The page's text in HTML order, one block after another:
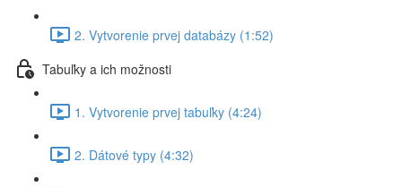
2. Vytvorenie prvej databázy (1:52)
Tabuľky a ich možnosti
1. Vytvorenie prvej tabuľky (4:24)
2. Dátové typy (4:32)